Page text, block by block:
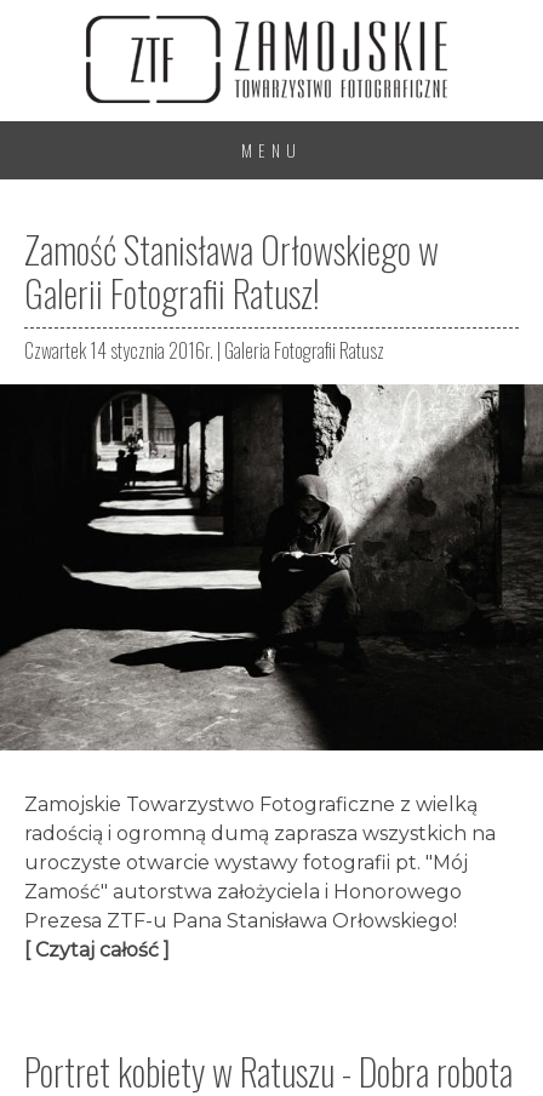
MENU
Zamość Stanisława Orłowskiego w
Galerii Fotografii Ratusz!
Czwartek 14 stycznia 2016r. | Galeria Fotografii Ratusz
Zamojskie Towarzystwo Fotograficzne z wielką
radością i ogromną dumą zaprasza wszystkich na
uroczyste otwarcie wystawy fotografii pt. "Mój
Zamość" autorstwa założyciela i Honorowego
Prezesa ZTF-u Pana Stanisława Orłowskiego!
[ Czytaj całość ]
Portret kobiety w Ratuszu - Dobra robota